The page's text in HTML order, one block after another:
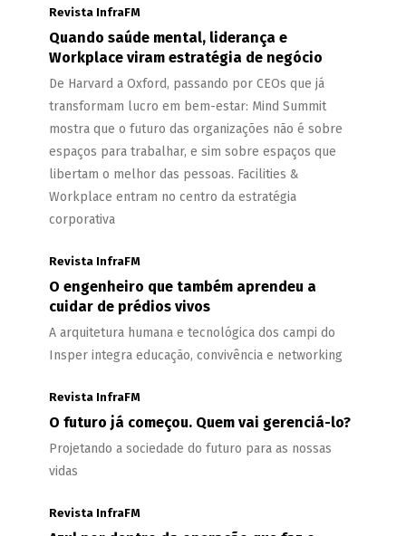
Revista InfraFM
Quando saúde mental, liderança e
Workplace viram estratégia de negócio
De Harvard a Oxford, passando por CEOs que já
transformam lucro em bem-estar: Mind Summit
mostra que o futuro das organizações não é sobre
espaços para trabalhar, e sim sobre espaços que
libertam o melhor das pessoas. Facilities &
Workplace entram no centro da estratégia
corporativa
Revista InfraFM
O engenheiro que também aprendeu a
cuidar de prédios vivos
A arquitetura humana e tecnológica dos campi do
Insper integra educação, convivência e networking
Revista InfraFM
O futuro já começou. Quem vai gerenciá-lo?
Projetando a sociedade do futuro para as nossas
vidas
Revista InfraFM